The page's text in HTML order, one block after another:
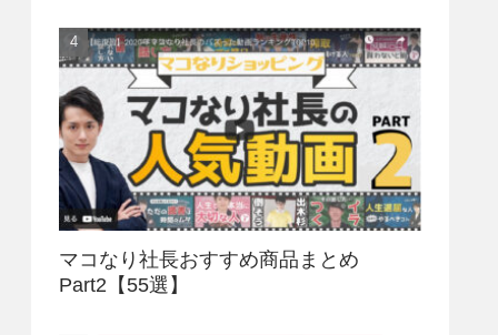
マコなり社長おすすめ商品まとめ
Part2【55選】